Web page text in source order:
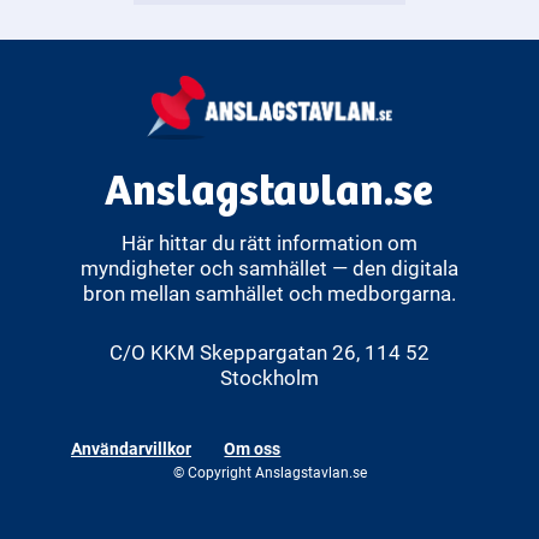
Anslagstavlan.se
Här hittar du rätt information om
myndigheter och samhället — den digitala
bron mellan samhället och medborgarna.
C/O KKM Skeppargatan 26, 114 52
Stockholm
Användarvillkor Om oss
© Copyright Anslagstavlan.se